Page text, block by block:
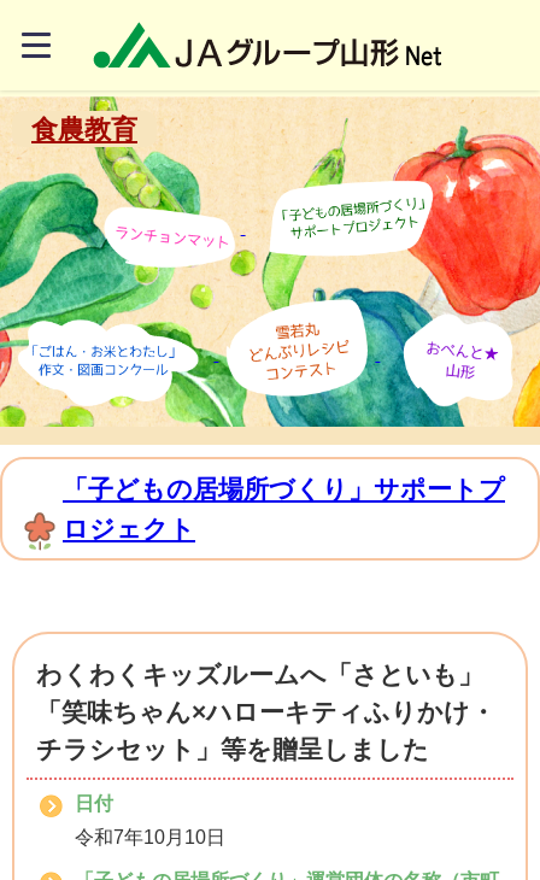
食農教育
「子どもの居場所づくり」サポートプ
ロジェクト
わくわくキッズルームへ「さといも」
「笑味ちゃん×ハローキティふりかけ・
チラシセット」等を贈呈しました
日付
令和7年10月10日